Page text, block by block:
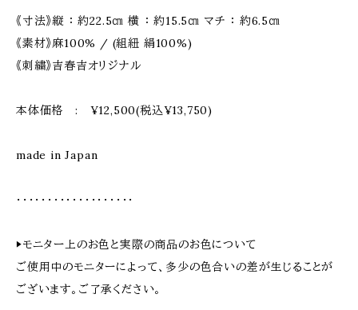
《寸法》縦 ： 約22.5㎝ 横 ： 約15.5㎝ マチ ： 約6.5㎝
《素材》麻100% / (組紐 絹100%)
《刺繍》吉春吉オリジナル
本体価格 : ¥12,500(税込¥13,750)
made in Japan
・・・・・・・・・・・・・・・・・・・
▶︎モニター上のお色と実際の商品のお色について
ご使用中のモニターによって、多少の色合いの差が生じることが
ございます。ご了承ください。